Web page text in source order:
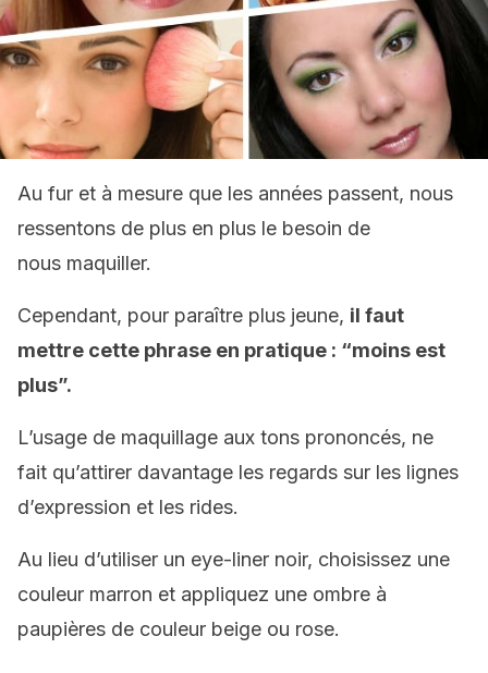
Au fur et à mesure que les années passent, nous
ressentons de plus en plus le besoin de
nous maquiller.
Cependant, pour paraître plus jeune, il faut
mettre cette phrase en pratique : “moins est
plus”.
L’usage de maquillage aux tons prononcés, ne
fait qu’attirer davantage les regards sur les lignes
d’expression et les rides.
Au lieu d’utiliser un eye-liner noir, choisissez une
couleur marron et appliquez une ombre à
paupières de couleur beige ou rose.